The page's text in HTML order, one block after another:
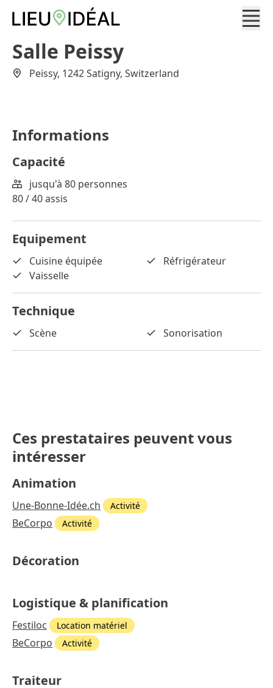
Salle Peissy
Peissy, 1242 Satigny, Switzerland
Informations
Capacité
jusqu'à 80 personnes
80 / 40 assis
Equipement
Cuisine équipée
Réfrigérateur
Vaisselle
Technique
Scène Sonorisation
Ces prestataires peuvent vous
intéresser
Animation
Une-Bonne-Idée.ch Activité
BeCorpo Activité
Décoration
Logistique & planification
Festiloc Location matériel
BeCorpo Activité
Traiteur